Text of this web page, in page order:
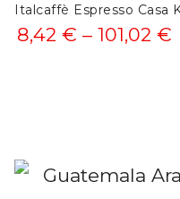
Italcaffè Espresso Casa
8,42 € – 101,02 €